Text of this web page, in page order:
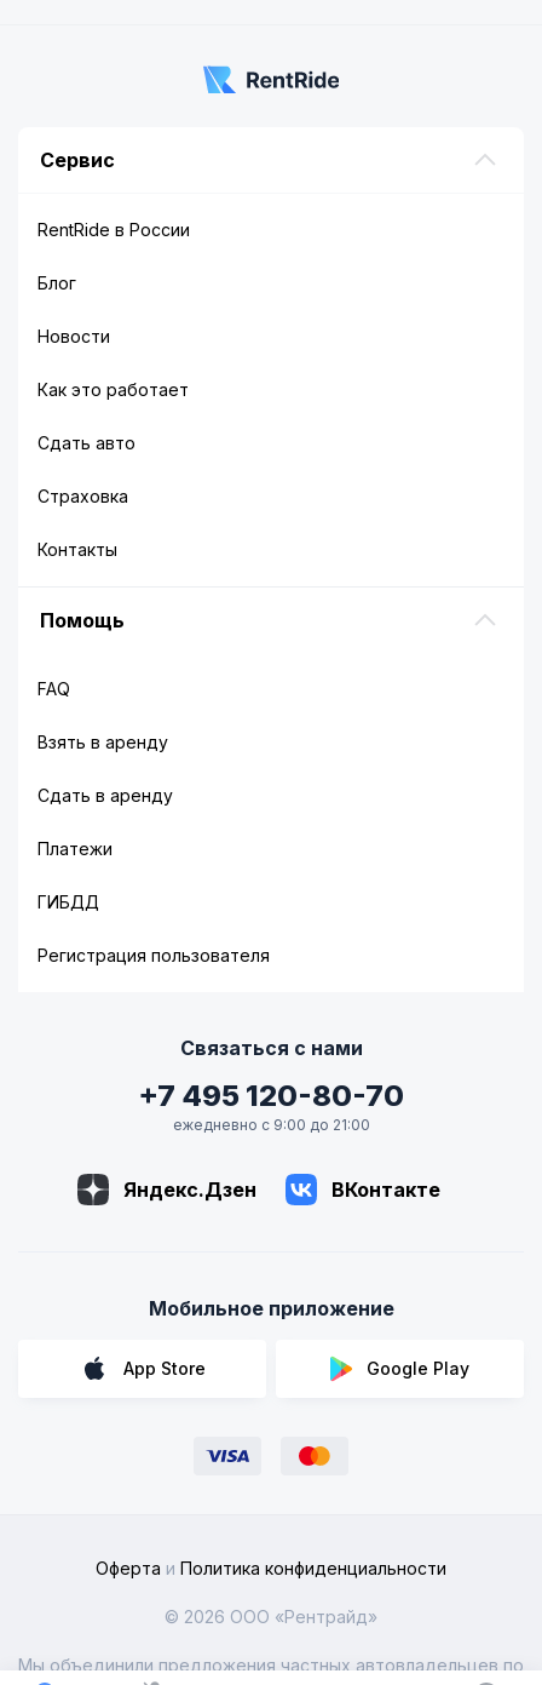
Сервис
RentRide в России
Блог
Новости
Как это работает
Сдать авто
Страховка
Контакты
Помощь
FAQ
Взять в аренду
Сдать в аренду
Платежи
ГИБДД
Регистрация пользователя
Связаться с нами
+7 495 120-80-70
ежедневно с 9:00 до 21:00
Яндекс.Дзен ВКонтакте
Мобильное приложение
App Store Google Play
Оферта и Политика конфиденциальности
© 2026 ООО «Рентрайд»
Мы объединили предложения частных автовладельцев по